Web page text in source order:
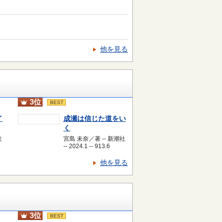
他を見る
3位 BEST
成瀬は信じた道をい
く
宮島 未奈／著 -- 新潮社
-- 2024.1 -- 913.6
他を見る
3位 BEST